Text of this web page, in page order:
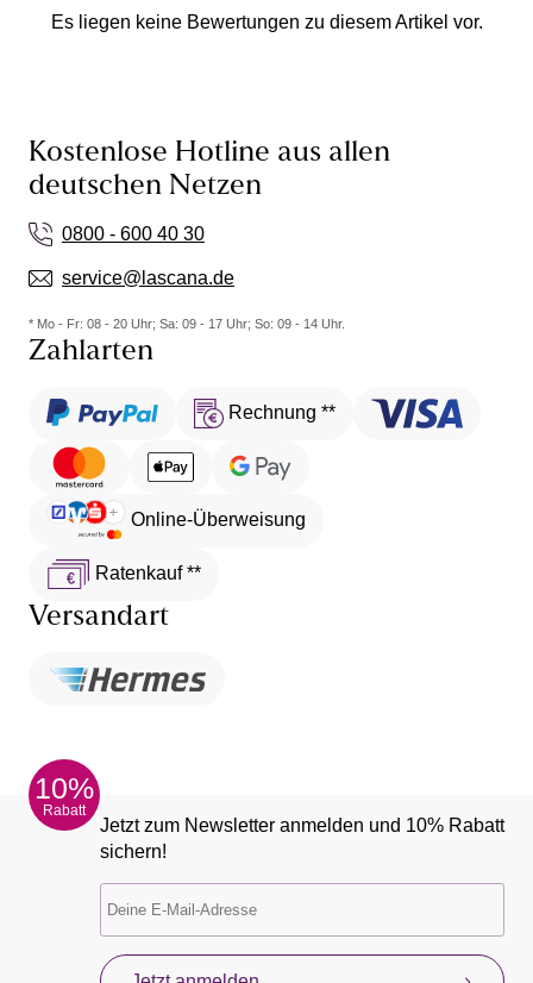
Es liegen keine Bewertungen zu diesem Artikel vor.
Kostenlose Hotline aus allen
deutschen Netzen
0800 - 600 40 30
service@lascana.de
* Mo - Fr: 08 - 20 Uhr; Sa: 09 - 17 Uhr; So: 09 - 14 Uhr.
Zahlarten
Rechnung **
Online-Überweisung
Ratenkauf **
Versandart
10%
Rabatt
Jetzt zum Newsletter anmelden und 10% Rabatt
sichern!